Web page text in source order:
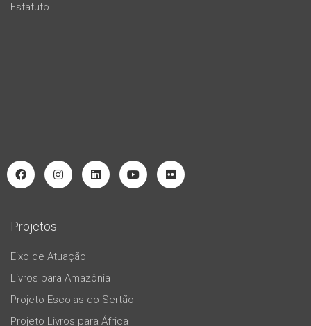
Estatuto
Projetos
Eixo de Atuação
Livros para Amazônia
Projeto Escolas do Sertão
Projeto Livros para África